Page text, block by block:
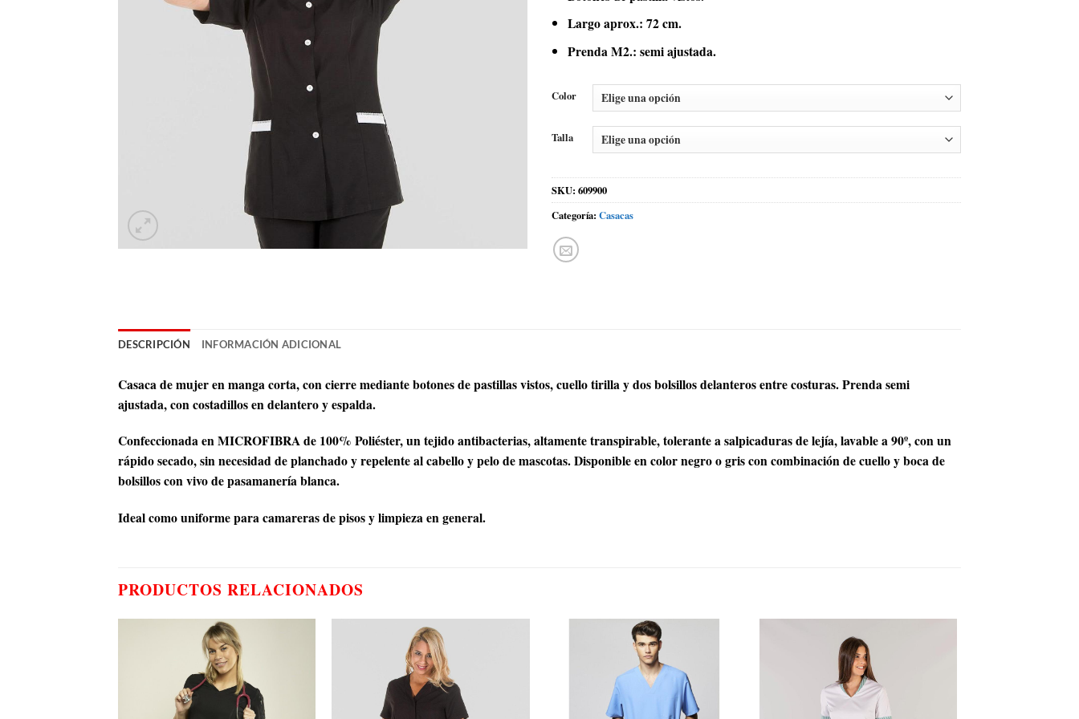
Largo aprox.: 72 cm.
Prenda M2.: semi ajustada.
Color
Talla
SKU: 609900
Categoría: Casacas
DESCRIPCIÓN INFORMACIÓN ADICIONAL
Casaca de mujer en manga corta, con cierre mediante botones de pastillas vistos, cuello tirilla y dos bolsillos delanteros entre costuras. Prenda semi
ajustada, con costadillos en delantero y espalda.
Confeccionada en MICROFIBRA de 100% Poliéster, un tejido antibacterias, altamente transpirable, tolerante a salpicaduras de lejía, lavable a 90º, con un
rápido secado, sin necesidad de planchado y repelente al cabello y pelo de mascotas. Disponible en color negro o gris con combinación de cuello y boca de
bolsillos con vivo de pasamanería blanca.
Ideal como uniforme para camareras de pisos y limpieza en general.
PRODUCTOS RELACIONADOS